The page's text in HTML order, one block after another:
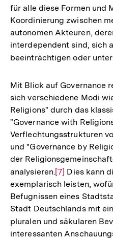
für alle diese Formen und
Koordinierung zwischen
autonomen Akteuren,
interdependent sind, sich
beeinträchtigen oder
Mit Blick auf Governance
sich verschiedene Modi
Religions" durch das
"Governance with
Verflechtungsstrukturen
und "Governance by
der
analysieren.Zur
Auflösung
der
Fußnote
[7] Dies kann
exemplarisch leisten,
Befugnissen eines
Stadt Deutschlands mit
pluralen und säkularen
interessanten